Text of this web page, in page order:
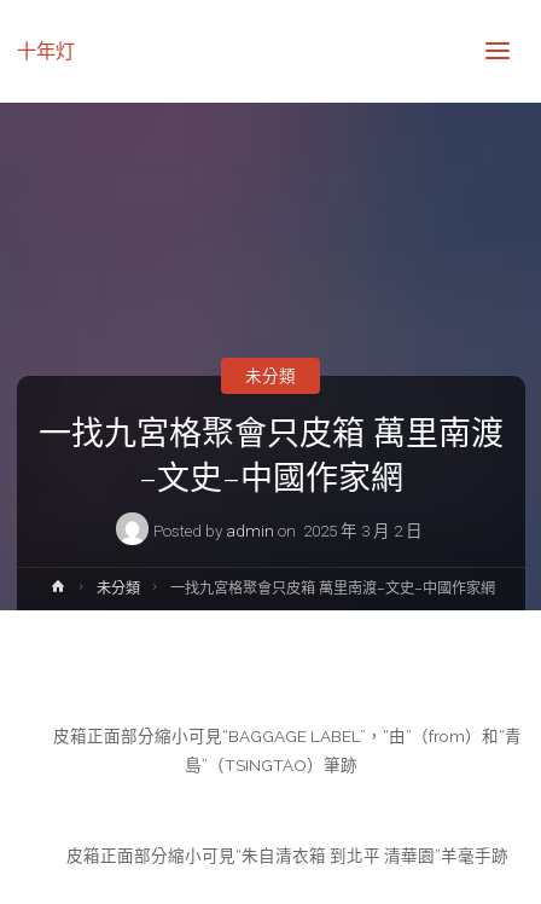
十年灯
一找九宮格聚會只皮箱 萬里南渡
–文史–中國作家網
Posted by admin on 2025 年 3 月 2 日
未分類
Home未分類 一找九宮格聚會只皮箱 萬里南渡–文史–中國作家網
皮箱正面部分縮小可見“BAGGAGE LABEL”，“由”（from）和“青
島”（TSINGTAO）筆跡
皮箱正面部分縮小可見“朱自清衣箱 到北平 清華園”羊毫手跡